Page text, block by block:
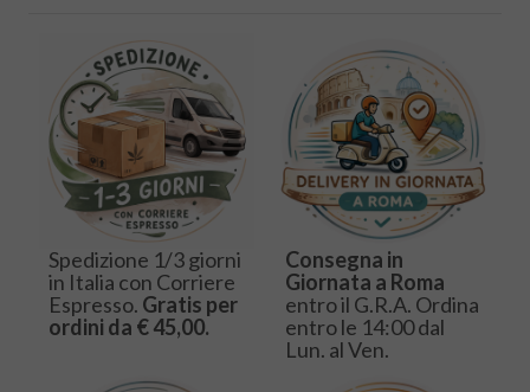
Spedizione 1/3 giorni
in Italia con Corriere
Espresso. Gratis per
ordini da € 45,00.
Consegna in
Giornata a Roma
entro il G.R.A. Ordina
entro le 14:00 dal
Lun. al Ven.